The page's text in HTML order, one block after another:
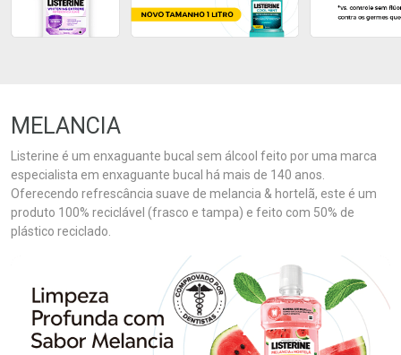
MELANCIA
Listerine é um enxaguante bucal sem álcool feito por uma marca
especialista em enxaguante bucal há mais de 140 anos.
Oferecendo refrescância suave de melancia & hortelã, este é um
produto 100% reciclável (frasco e tampa) e feito com 50% de
plástico reciclado.